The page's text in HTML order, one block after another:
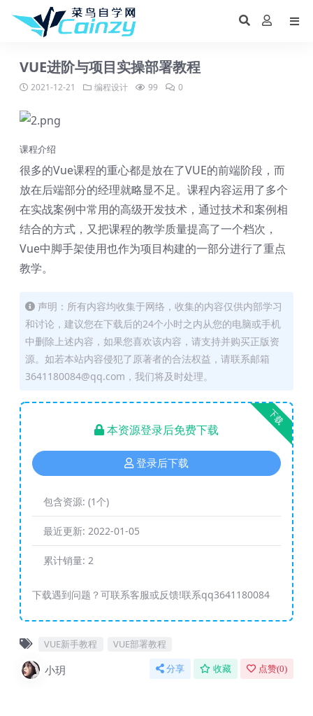
VUE进阶与项目实操部署教程
2021-12-21 编程设计 99 0
课程介绍
很多的Vue课程的重心都是放在了VUE的前端阶段，而
放在后端部分的经理就略显不足。课程内容运用了多个
在实战案例中常用的高级开发技术，通过技术和案例相
结合的方式，又把课程的教学质量提高了一个档次，
Vue中脚手架使用也作为项目构建的一部分进行了重点
教学。
声明：所有内容均收集于网络，收集的内容仅供内部学习
和讨论，建议您在下载后的24个小时之内从您的电脑或手机
中删除上述内容，如果您喜欢该内容，请支持并购买正版资
源。如若本站内容侵犯了原著者的合法权益，请联系邮箱
3641180084@qq.com，我们将及时处理。
下载
本资源登录后免费下载
登录后下载
包含资源: (1个)
最近更新: 2022-01-05
累计销量: 2
下载遇到问题？可联系客服或反馈!联系qq3641180084
VUE新手教程 VUE部署教程
小玥 分享 收藏 点赞(0)